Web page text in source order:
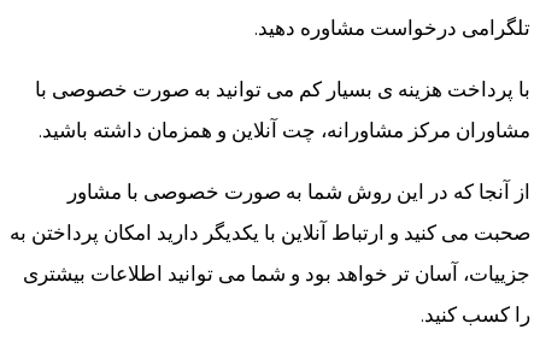
تلگرامی درخواست مشاوره دهید.
با پرداخت هزینه ی بسیار کم می توانید به صورت خصوصی با
مشاوران مرکز مشاورانه، چت آنلاین و همزمان داشته باشید.
از آنجا که در این روش شما به صورت خصوصی با مشاور
صحبت می کنید و ارتباط آنلاین با یکدیگر دارید امکان پرداختن به
جزییات، آسان تر خواهد بود و شما می توانید اطلاعات بیشتری
را کسب کنید.